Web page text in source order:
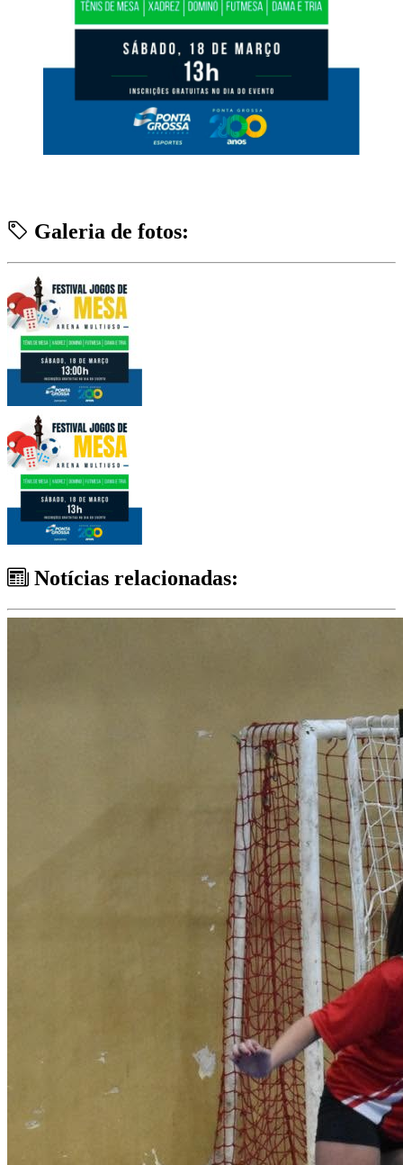
Galeria de fotos:
Notícias relacionadas: